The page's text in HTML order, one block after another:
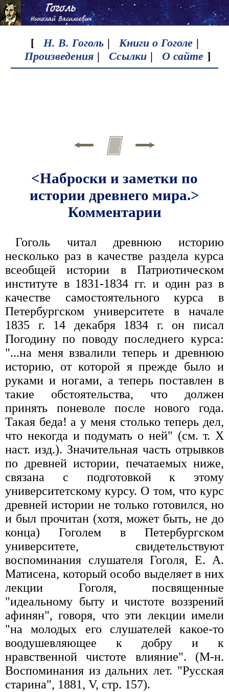
[ Н. В. Гоголь | Книги о Гоголе |
Произведения | Ссылки | О сайте ]
<Наброски и заметки по
истории древнего мира.>
Комментарии
Гоголь читал древнюю историю
несколько раз в качестве раздела курса
всеобщей истории в Патриотическом
институте в 1831-1834 гг. и один раз в
качестве самостоятельного курса в
Петербургском университете в начале
1835 г. 14 декабря 1834 г. он писал
Погодину по поводу последнего курса:
"...на меня взвалили теперь и древнюю
историю, от которой я прежде было и
руками и ногами, а теперь поставлен в
такие обстоятельства, что должен
принять поневоле после нового года.
Такая беда! а у меня столько теперь дел,
что некогда и подумать о ней" (см. т. X
наст. изд.). Значительная часть отрывков
по древней истории, печатаемых ниже,
связана с подготовкой к этому
университетскому курсу. О том, что курс
древней истории не только готовился, но
и был прочитан (хотя, может быть, не до
конца) Гоголем в Петербургском
университете, свидетельствуют
воспоминания слушателя Гоголя, Е. А.
Матисена, который особо выделяет в них
лекции Гоголя, посвященные
"идеальному быту и чистоте воззрений
афинян", говоря, что эти лекции имели
"на молодых его слушателей какое-то
воодушевляющее к добру и к
нравственной чистоте влияние". (М-н.
Воспоминания из дальних лет. "Русская
старина", 1881, V, стр. 157).